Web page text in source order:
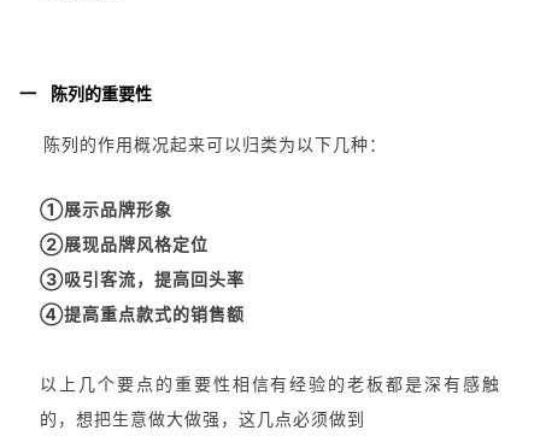
一 陈列的重要性
陈列的作用概况起来可以归类为以下几种：
①展示品牌形象
②展现品牌风格定位
③吸引客流，提高回头率
④提高重点款式的销售额
以上几个要点的重要性相信有经验的老板都是深有感触
的，想把生意做大做强，这几点必须做到